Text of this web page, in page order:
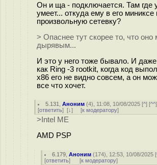
Он и ща - подключается. Там где
умеет... откуда ему в его миниксе
произвольную сетевку?
> Опаснее тут скорее то, что
дырявым...
И это у него тоже бывало. И
как Ring -3 rootkit, когда код
x86 его не видно совсем, а он
все что хочет.
5.131 ,Аноним (4), 11:08, 10/08/2025 [^] [^^
[ответить] [↓] [к модератору]
>Intel ME
AMD PSP
6.179 ,Аноним (174), 12:53, 10/08/2025 [
[ответить] [к модератору]